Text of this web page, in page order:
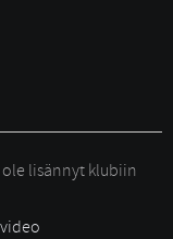
ole lisännyt klubiin